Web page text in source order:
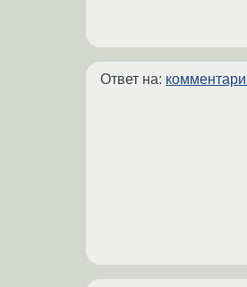
Ответ на: